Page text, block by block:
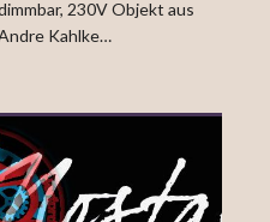
230V Objekt aus
Kahlke…